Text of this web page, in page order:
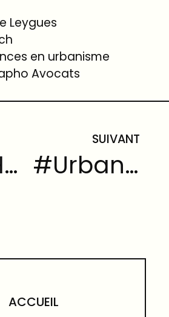
Leygues
en urbanisme
Avocats
GRAPHO AVOCATS vous présente ses meilleurs voeux pour 2023
SUIVANT
#Urbanisme : Quand le juge administratif se fait architecte
ACCUEIL